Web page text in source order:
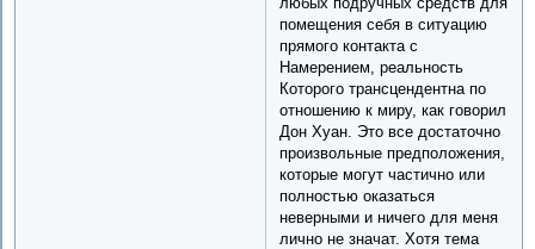
помещения себя в ситуацию
прямого контакта с
Намерением, реальность
Которого трансцендентна по
отношению к миру, как говорил
Дон Хуан. Это все достаточно
произвольные предположения,
которые могут частично или
полностью оказаться
неверными и ничего для меня
лично не значат. Хотя тема